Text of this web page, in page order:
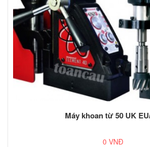
Máy khoan từ 50 UK
0 VNĐ